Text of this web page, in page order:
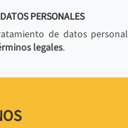
PERSONALES
de datos
legales.